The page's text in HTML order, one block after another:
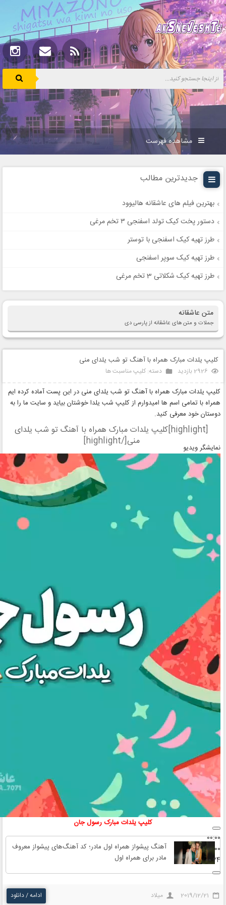
مشاهده فهرست
جدیدترین مطالب
بهترین فیلم های عاشقانه هالیوود
دستور پخت کیک تولد اسفنجی ۳ تخم مرغی
طرز تهیه کیک اسفنجی با توستر
طرز تهیه کیک سوپر اسفنجی
طرز تهیه کیک شکلاتی 3 تخم مرغی
متن عاشقانه
جملات و متن های عاشقانه از پارسی دی
کلیپ‌ یلدات مبارک همراه با آهنگ تو شب یلدای منی
2926 بازدید دسته: کلیپ مناسبت ها
کلیپ‌ یلدات مبارک همراه با آهنگ تو شب یلدای منی در این پست آماده کرده ایم
همراه با تمامی اسم ها امیدوارم از کلیپ شب یلدا خوشتان بیاید و سایت ما را به
دوستان خود معرفی کنید.
[highlight]کلیپ‌ یلدات مبارک همراه با آهنگ تو شب یلدای
منی[/highlight]
نمایشگر ویدیو
00:00
00:00
00:24
کلیپ‌ یلدات مبارک رسول جان
آهنگ پیشواز همراه اول مادر؛ کد آهنگ‌های پیشواز معروف
مادر برای همراه اول
2019/12/21 میلاد ادامه / دانلود